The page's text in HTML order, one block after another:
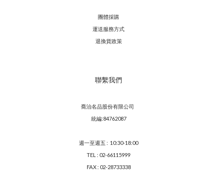
團體採購
運送服務方式
退換貨政策
聯繫我們
喬治名品股份有限公司
統編:84762087
週一至週五 : 10:30-18:00
TEL : 02-66115999
FAX : 02-28733338